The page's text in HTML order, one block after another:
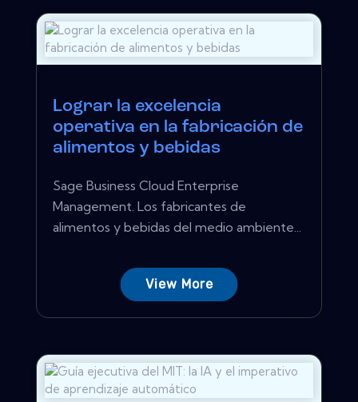
Lograr la excelencia
operativa en la fabricación de
alimentos y bebidas
Sage Business Cloud Enterprise
Management. Los fabricantes de
alimentos y bebidas del medio ambiente...
View More